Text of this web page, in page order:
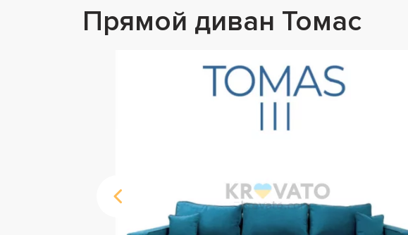
Прямой диван Томас